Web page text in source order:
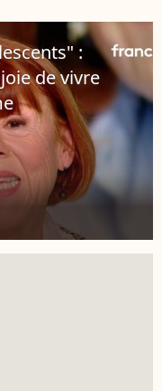
:
de vivre